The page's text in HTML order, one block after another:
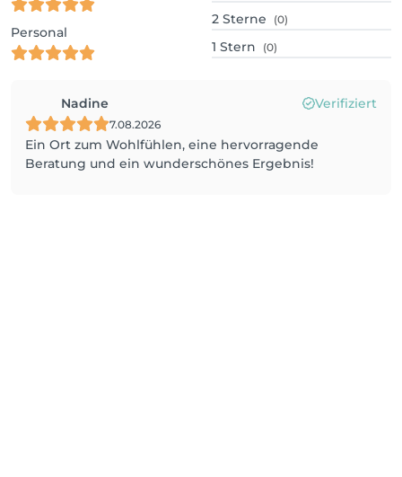
Personal
2 Sterne (0)
1 Stern (0)
Nadine Verifiziert
7.08.2026
Ein Ort zum Wohlfühlen, eine hervorragende
Beratung und ein wunderschönes Ergebnis!